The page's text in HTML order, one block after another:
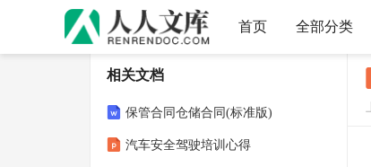
首页 全部分类
相关文档
保管合同仓储合同(标准版)
汽车安全驾驶培训心得